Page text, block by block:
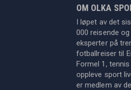
OM OLKA
I løpet av det
000 reisende
eksperter på
fotballreiser til
Formel 1,
oppleve sport
er medlem av